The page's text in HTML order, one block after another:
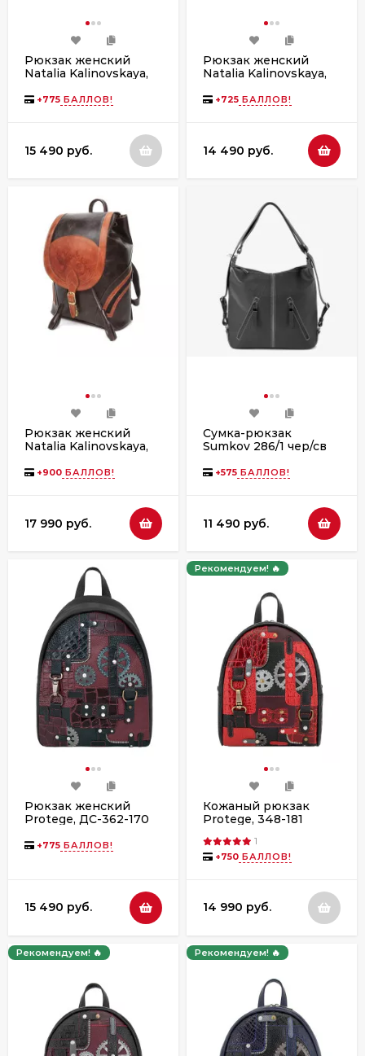
Рюкзак женский
Natalia Kalinovskaya,
+775 БАЛЛОВ!
15 490 руб.
Рюкзак женский
Natalia Kalinovskaya,
зеленый
+725 БАЛЛОВ!
14 490 руб.
Рюкзак женский
Natalia Kalinovskaya,
+900 БАЛЛОВ!
17 990 руб.
Сумка-рюкзак
Sumkov 286/1 чер/св
+575 БАЛЛОВ!
11 490 руб.
Рюкзак женский
Protege, ДС-362-170
бордовый флотер
+775 БАЛЛОВ!
15 490 руб.
Рекомендуем! 🔥
Кожаный рюкзак
Protege, 348-181
черный+красный
рептилия кайман
1
+750 БАЛЛОВ!
14 990 руб.
Рекомендуем! 🔥 Рекомендуем! 🔥